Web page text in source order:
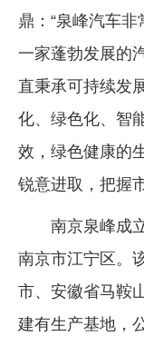
鼎：“泉峰汽车
一家蓬勃发展的
直秉承可持续发
化、绿色化、智
效，绿色健康的
锐意进取，把握
南京泉峰成
南京市江宁区。
市、安徽省马鞍
建有生产基地，